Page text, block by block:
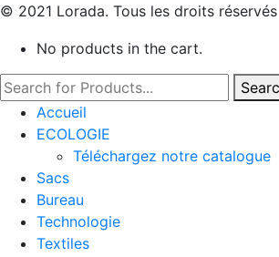
© 2021 Lorada. Tous les droits réservés
No products in the cart.
Accueil
ECOLOGIE
Téléchargez notre catalogue
Sacs
Bureau
Technologie
Textiles